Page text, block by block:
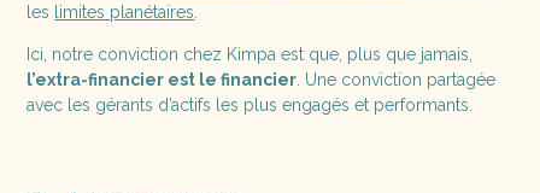
les
limites planétaires
Ici, notre conviction chez Kimpa est que, plus que jamais,
l’extra-financier est le financier . Une conviction partagée
avec les gérants d’actifs les plus engagés et performants.